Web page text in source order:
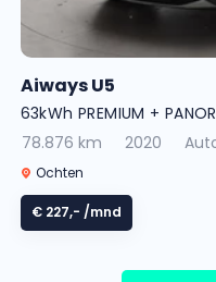
Aiways U5
63kWh PREMIUM +
78.876 km
2020
Ochten
€ 227,- /mnd